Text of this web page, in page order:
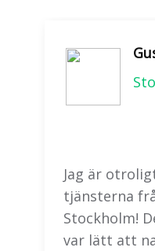
Jag är
tjänsterna
Stockholm!
var lätt att